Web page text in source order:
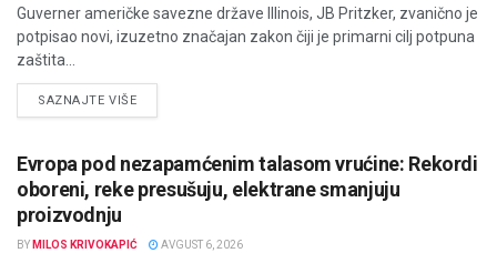
Guverner američke savezne države Illinois, JB Pritzker, zvanično je
potpisao novi, izuzetno značajan zakon čiji je primarni cilj potpuna
zaštita...
SAZNAJTE VIŠEDETAILS
Evropa pod nezapamćenim talasom vrućine: Rekordi
oboreni, reke presušuju, elektrane smanjuju
proizvodnju
BY MILOS KRIVOKAPIĆ AVGUST 6, 2026